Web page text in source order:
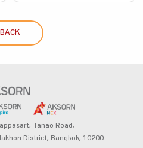
BACK
Tanao Road,
District, Bangkok, 10200